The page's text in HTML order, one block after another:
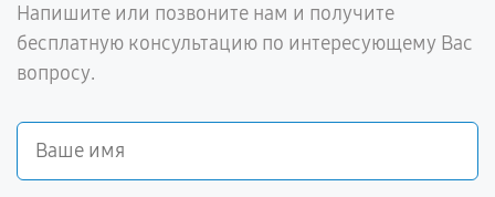
Напишите или позвоните нам и получите
бесплатную консультацию по интересующему Вас
вопросу.